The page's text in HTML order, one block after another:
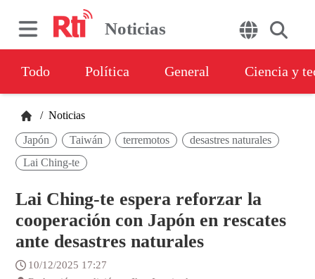
Noticias
Todo Política General Ciencia y
/ Noticias
Japón Taiwán terremotos
desastres naturales
Lai Ching-te
Lai Ching-te espera reforzar la
cooperación con Japón en rescates
ante desastres naturales
10/12/2025 17:27